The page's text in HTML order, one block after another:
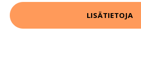
LISÄTIETOJA